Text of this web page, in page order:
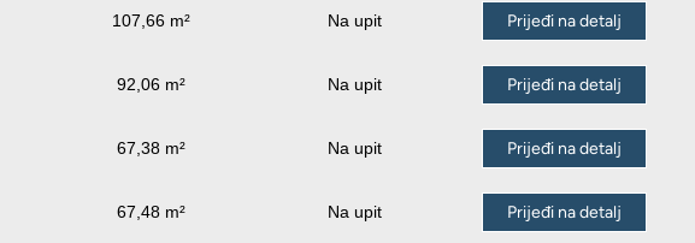
107,66 m² Na upit Prijeđi na detalj
92,06 m² Na upit Prijeđi na detalj
67,38 m² Na upit Prijeđi na detalj
67,48 m² Na upit Prijeđi na detalj